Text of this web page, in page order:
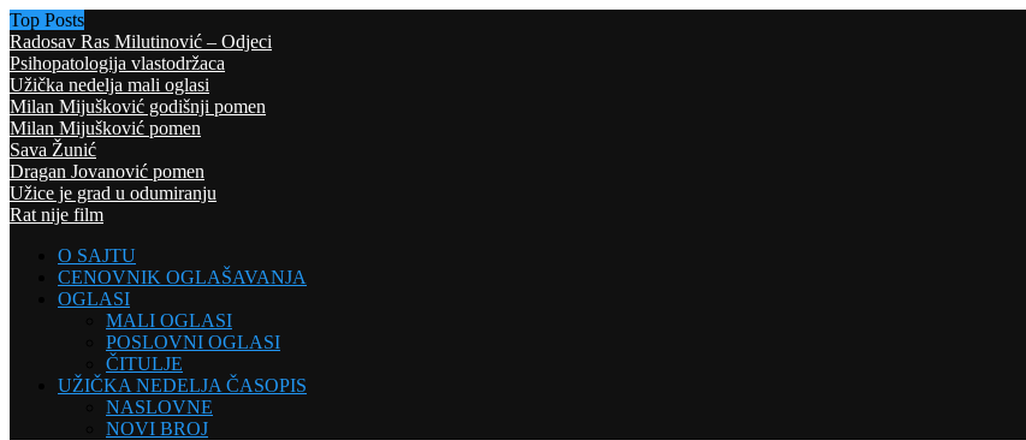
Top Posts
Radosav Ras Milutinović – Odjeci
Psihopatologija vlastodržaca
Užička nedelja mali oglasi
Milan Mijušković godišnji pomen
Milan Mijušković pomen
Sava Žunić
Dragan Jovanović pomen
Užice je grad u odumiranju
Rat nije film
O SAJTU
CENOVNIK OGLAŠAVANJA
OGLASI
MALI OGLASI
POSLOVNI OGLASI
ČITULJE
UŽIČKA NEDELJA ČASOPIS
NASLOVNE
NOVI BROJ